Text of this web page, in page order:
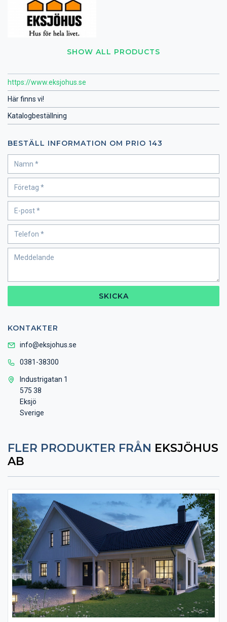
SHOW ALL PRODUCTS
https://www.eksjohus.se
Här finns vi!
Katalogbeställning
BESTÄLL INFORMATION OM PRIO 143
SKICKA
KONTAKTER
info@eksjohus.se
0381-38300
Industrigatan 1
575 38
Eksjö
Sverige
FLER PRODUKTER FRÅN EKSJÖHUS
AB